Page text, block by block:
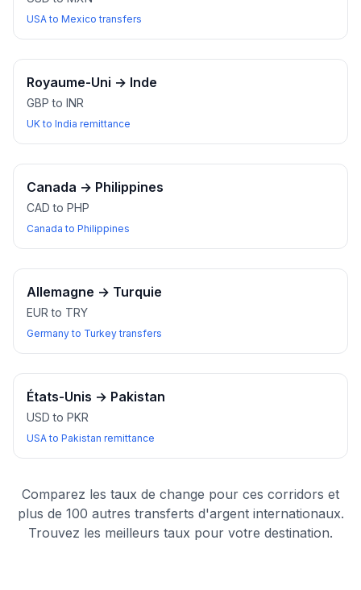
USA to Mexico transfers
Royaume-Uni → Inde
GBP to INR
UK to India remittance
Canada → Philippines
CAD to PHP
Canada to Philippines
Allemagne → Turquie
EUR to TRY
Germany to Turkey transfers
États-Unis → Pakistan
USD to PKR
USA to Pakistan remittance
Comparez les taux de change pour ces corridors et
plus de 100 autres transferts d'argent internationaux.
Trouvez les meilleurs taux pour votre destination.